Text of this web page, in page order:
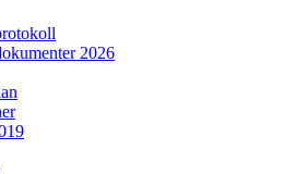
2026